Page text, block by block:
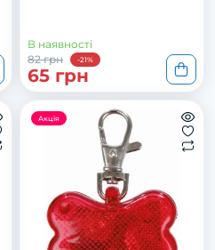
В наявності
82 грн
-21%
65 грн
Акція